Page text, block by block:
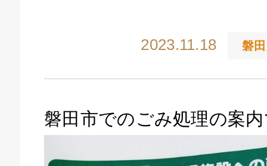
2023.11.18 磐
磐田市でのごみ処理の案